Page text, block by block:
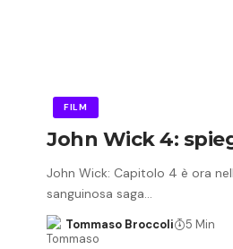
FILM
John Wick 4:
John Wick: Capitolo 4 è ora
sanguinosa saga…
Tommaso Broccoli 5 Min